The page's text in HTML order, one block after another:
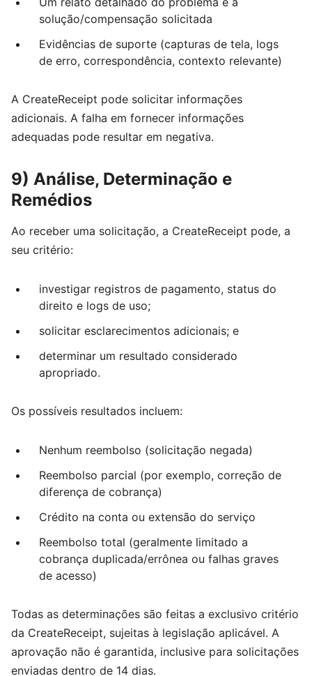
solução/compensação solicitada
Evidências de suporte (capturas de tela, logs
de erro, correspondência, contexto relevante)
A CreateReceipt pode solicitar informações
adicionais. A falha em fornecer informações
adequadas pode resultar em negativa.
9) Análise, Determinação e
Remédios
Ao receber uma solicitação, a CreateReceipt pode, a
seu critério:
investigar registros de pagamento, status do
direito e logs de uso;
solicitar esclarecimentos adicionais; e
determinar um resultado considerado
apropriado.
Os possíveis resultados incluem:
Nenhum reembolso (solicitação negada)
Reembolso parcial (por exemplo, correção de
diferença de cobrança)
Crédito na conta ou extensão do serviço
Reembolso total (geralmente limitado a
cobrança duplicada/errônea ou falhas graves
de acesso)
Todas as determinações são feitas a exclusivo critério
da CreateReceipt, sujeitas à legislação aplicável. A
aprovação não é garantida, inclusive para solicitações
enviadas dentro de 14 dias.